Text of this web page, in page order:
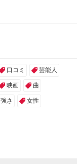
口コミ 芸能人
映画 曲
強さ 女性